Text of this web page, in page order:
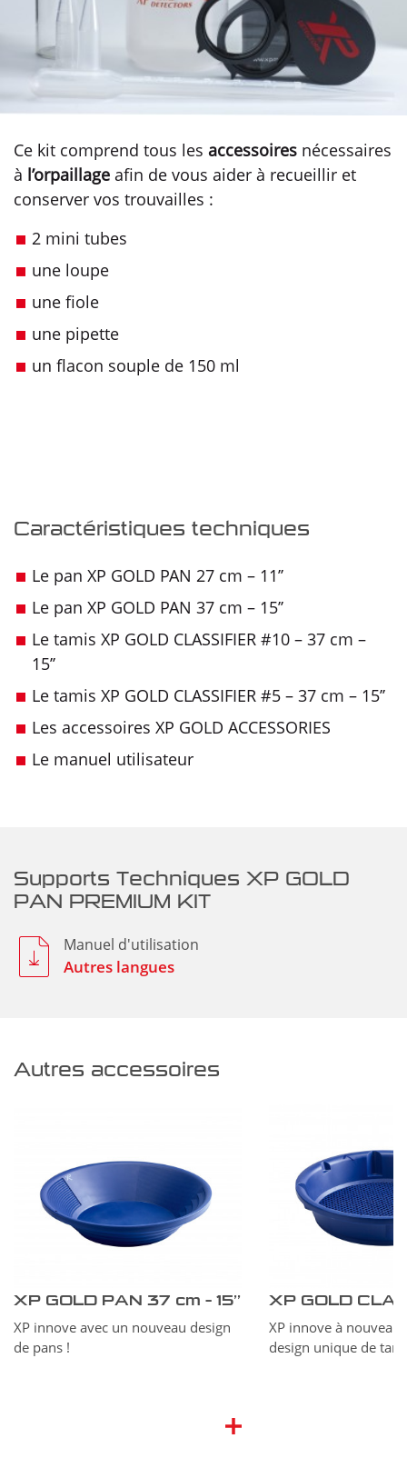
Ce kit comprend tous les accessoires nécessaires
à l’orpaillage afin de vous aider à recueillir et
conserver vos trouvailles :
2 mini tubes
une loupe
une fiole
une pipette
un flacon souple de 150 ml
Caractéristiques techniques
Le pan XP GOLD PAN 27 cm – 11’’
Le pan XP GOLD PAN 37 cm – 15’’
Le tamis XP GOLD CLASSIFIER #10 – 37 cm –
15’’
Le tamis XP GOLD CLASSIFIER #5 – 37 cm – 15’’
Les accessoires XP GOLD ACCESSORIES
Le manuel utilisateur
Supports Techniques XP GOLD
PAN PREMIUM KIT
Manuel d'utilisation
Autres langues
Autres accessoires
XP GOLD PAN 37 cm – 15’’
XP innove avec un nouveau design
de pans !
XP innove à nouveau
design unique de